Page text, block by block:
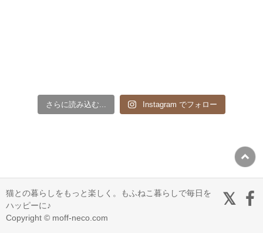
さらに読み込む... Instagram でフォロー
猫との暮らしをもっと楽しく。もふねこ暮らしで毎日を
ハッピーに♪
Copyright © moff-neco.com